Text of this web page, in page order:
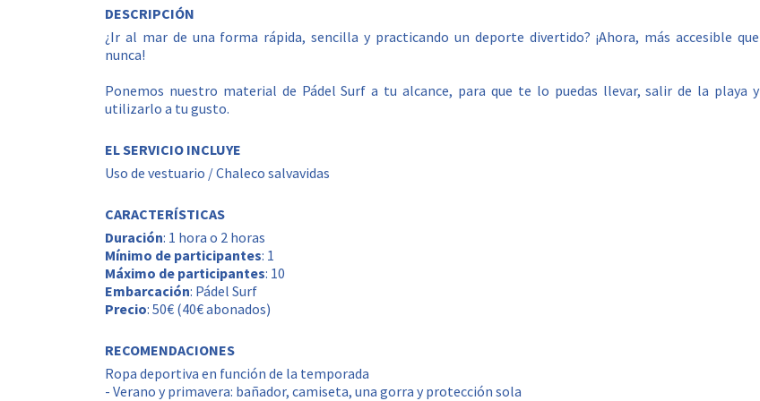
DESCRIPCIÓN
¿Ir al mar de una forma rápida, sencilla y practicando un deporte divertido? ¡Ahora, más accesible que
nunca!
Ponemos nuestro material de Pádel Surf a tu alcance, para que te lo puedas llevar, salir de la playa y
utilizarlo a tu gusto.
EL SERVICIO INCLUYE
Uso de vestuario / Chaleco salvavidas
CARACTERÍSTICAS
Duración: 1 hora o 2 horas
Mínimo de participantes: 1
Máximo de participantes: 10
Embarcación: Pádel Surf
Precio: 50€ (40€ abonados)
RECOMENDACIONES
Ropa deportiva en función de la temporada
- Verano y primavera: bañador, camiseta, una gorra y protección sola